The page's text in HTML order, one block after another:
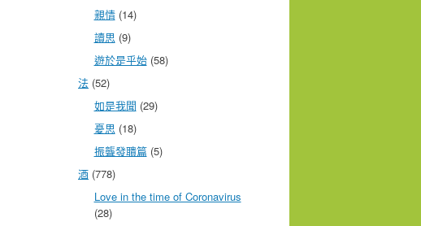
親情(14)
讀思 (9)
遊於是乎始(58)
法 (52)
如是我聞 (29)
憂思 (18)
振聾發聵篇(5)
酒 (778)
Love in the time of Coronavirus
(28)